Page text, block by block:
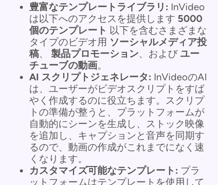
豊富なテンプレートライブラリ: InVideo
は以下へのアクセスを提供します 5000
個のテンプレート 以下を含むさまざまな
タイプのビデオ用 ソーシャルメディア投
稿、 製品プロモーション、およびユー
チューブの動画。
AI スクリプトジェネレータ: InVideoのAI
は、ユーザーがビデオスクリプトをすば
やく作成するのに役立ちます。スクリプ
トの準備が整うと、プラットフォームが
自動的にシーンを生成し、ストック映像
を追加し、キャプションと音声を同期す
るので、動画の作成がこれまでになく速
くなります。
カスタマイズ可能なテンプレート: プラ
ットフォームはテンプレートを使用して